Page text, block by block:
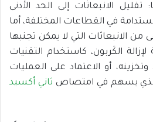
الانبعاثات إلى الحد الأدنى
في القطاعات المختلفة، أما
الانبعاثات التي لا يمكن تجنبها
الكَربون، كاستخدام التقنيات
وتخزينه، أو الاعتماد على العمليات
الذي يسهم في امتصاص ثاني أكسيد